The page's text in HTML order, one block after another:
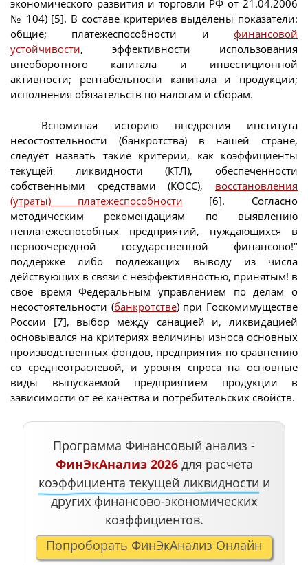
экономического развития и торговли РФ от 21.04.2006
№ 104) [5]. В составе критериев выделены показатели:
общие; платежеспособности и финансовой
устойчивости, эффективности использования
внеоборотного капитала и инвестиционной
активности; рентабельности капитала и продукции;
исполнения обязательств по налогам и сборам.
Вспоминая историю внедрения института
несостоятельности (банкротства) в нашей стране,
следует назвать такие критерии, как коэффициенты
текущей ликвидности (КТЛ), обеспеченности
собственными средствами (КОСС), восстановления
(утраты) платежеспособности [6]. Согласно
методическим рекомендациям по выявлению
неплатежеспособных предприятий, нуждающихся в
первоочередной государственной финансово!"
поддержке либо подлежащих выводу из числа
действующих в связи с неэффективностью, принятым! в
свое время Федеральным управлением по делам о
несостоятельности (банкротстве) при Госкомимуществе
России [7], выбор между санацией и, ликвидацией
основывался на критериях величины износа основных
производственных фондов, предприятия по сравнению
со среднеотраслевой, и уровня спроса на основные
виды выпускаемой предприятием продукции в
зависимости от ее качества и потребительских свойств.
Программа Финансовый анализ -
ФинЭкАнализ 2026для расчета
коэффициента текущей ликвидности и
других финансово-экономических
коэффициентов.
Попроборать ФинЭкАнализ Онлайн